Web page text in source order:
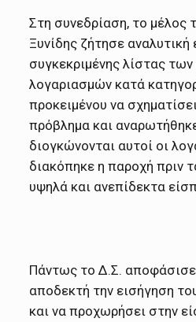
Στη συνεδρίαση, το μέλος
Ξυνίδης ζήτησε
συγκεκριμένης λίστας
λογαριασμών κατά
προκειμένου να
πρόβλημα και
διογκώνονται αυτοί οι
διακόπηκε η παροχή πριν
υψηλά και ανεπίδεκτα
Πάντως το Δ.Σ.
αποδεκτή την εισήγηση
και να προχωρήσει στην